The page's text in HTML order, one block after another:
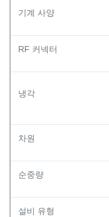
기계 사양
RF 커넥터
냉각
차원
순중량
설비 유형